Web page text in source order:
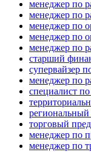
менеджер по
менеджер по
менеджер по
менеджер по
менеджер по
старший
супервайзер
менеджер по
специалист
региональный
торговый
менеджер по
менеджер по